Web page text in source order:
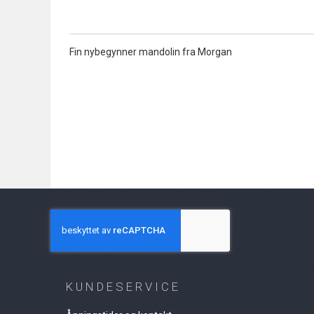
theFin nybegynner mandolin fra Morgan
KUNDESERVICE